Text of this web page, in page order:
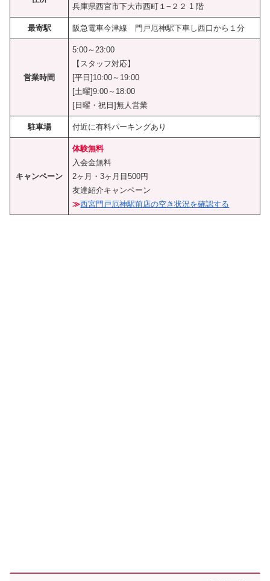
兵庫県西宮市下大市西町１−２２ 1 階
最寄駅 阪急電車今津線 門戸厄神駅下車し西口から１分
営業時間
5:00～23:00
【スタッフ対応】
[平日]10:00～19:00
[土曜]9:00～18:00
[日曜・祝日]無人営業
駐車場 付近に有料パーキングあり
キャンペーン
体験無料
入会金無料
2ヶ月・3ヶ月目500円
友達紹介キャンペーン
≫西宮門戸厄神駅前店の空き状況を確認する